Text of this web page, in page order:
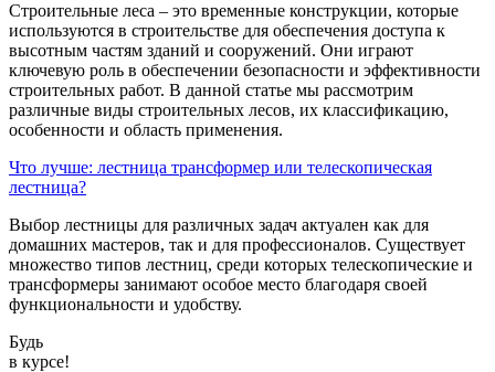
Строительные леса – это временные конструкции, которые
используются в строительстве для обеспечения доступа к
высотным частям зданий и сооружений. Они играют
ключевую роль в обеспечении безопасности и эффективности
строительных работ. В данной статье мы рассмотрим
различные виды строительных лесов, их классификацию,
особенности и область применения.
Что лучше: лестница трансформер или телескопическая
лестница?
Выбор лестницы для различных задач актуален как для
домашних мастеров, так и для профессионалов. Существует
множество типов лестниц, среди которых телескопические и
трансформеры занимают особое место благодаря своей
функциональности и удобству.
Будь
в курсе!